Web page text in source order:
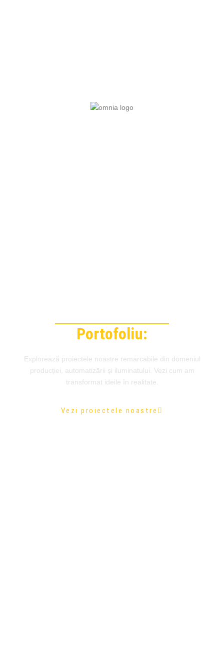
Portofoliu:
Explorează proiectele noastre remarcabile din domeniul
producției, automatizării și iluminatului. Vezi cum am
transformat ideile în realitate.
Vezi proiectele noastre